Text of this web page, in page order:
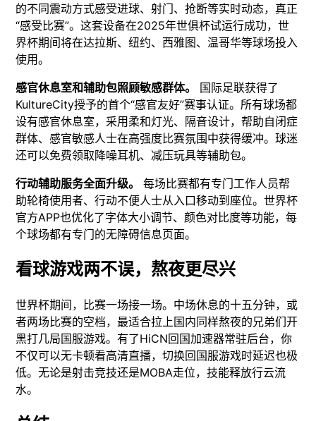
的不同震动方式感受进球、射门、抢断等实时动态，真正
“感受比赛”。这套设备在2025年世俱杯试运行成功，世
界杯期间将在达拉斯、纽约、西雅图、温哥华等球场投入
使用。
感官休息室和辅助包照顾敏感群体。
国际足联获得了
KultureCity授予的首个“感官友好”赛事认证。所有球场都
设有感官休息室，采用柔和灯光、隔音设计，帮助自闭症
群体、感官敏感人士在高强度比赛氛围中获得缓冲。球迷
还可以免费领取降噪耳机、减压玩具等辅助包。
行动辅助服务全面升级。
每场比赛都有专门工作人员帮
助轮椅使用者、行动不便人士从入口移动到座位。世界杯
官方APP也优化了字体大小调节、颜色对比度等功能，每
个球场都有专门的无障碍信息页面。
看球游戏两不误，熬夜更尽兴
世界杯期间，比赛一场接一场。中场休息的十五分钟，或
者两场比赛的空档，最适合拉上国内同样熬夜的兄弟们开
黑打几局国服游戏。有了HiCN回国加速器常驻后台，你
不仅可以无卡顿看高清直播，切换回国服游戏时延迟也极
低。无论是射击竞技还是MOBA走位，技能释放行云流
水。